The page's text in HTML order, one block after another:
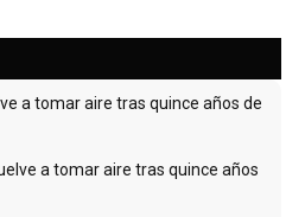
a tomar aire tras quince años de